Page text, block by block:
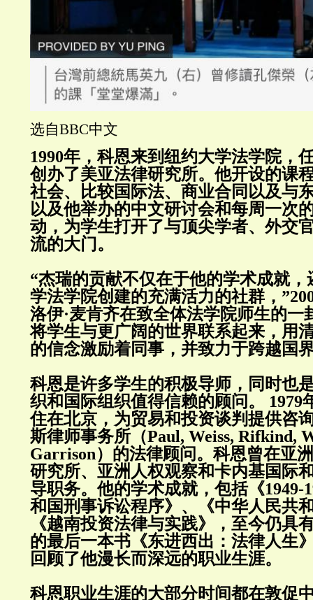
选自BBC中文
1990年，科恩来到纽约大学法学院，
创办了美亚法律研究所。他开设的课
社会、比较国际法、商业合同以及与
以及他举办的中文研讨会和每周一次
动，为学生打开了与顶尖学者、外交
流的大门。
“杰瑞的贡献不仅在于他的学术成就
学法学院创建的充满活力的社群，
洛伊·麦肯齐在致全体法学院师生的一
将学生与更广阔的世界联系起来，用
的信念激励着同事，并致力于跨越国
科恩是许多学生的积极导师，同时也
织和国际组织值得信赖的顾问。 1979
住在北京，为贸易和投资谈判提供咨
斯律师事务所（Paul, Weiss, Rifkind,
Garrison）的法律顾问。科恩曾在亚
研究所、亚洲人权观察和卡内基国际
导职务。他的学术成就，包括《1949-
和国刑事诉讼程序》、《中华人民共
《越南投资法律与实践》，至今仍具
的最后一本书《东进西出：法律人生
回顾了他漫长而深远的职业生涯。
科恩职业生涯的大部分时间都在敦促